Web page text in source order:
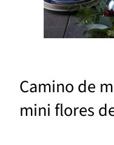
Camino de
mini flores